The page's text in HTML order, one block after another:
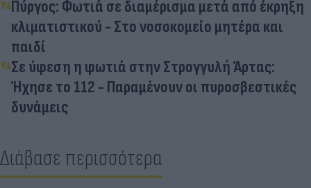
Πύργος: Φωτιά σε διαμέρισμα μετά από έκρηξη
κλιματιστικού - Στο νοσοκομείο μητέρα και
παιδί
Σε ύφεση η φωτιά στην Στρογγυλή Άρτας:
Ήχησε το 112 - Παραμένουν οι πυροσβεστικές
δυνάμεις
Διάβασε περισσότερα